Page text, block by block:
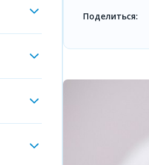
Поделиться: